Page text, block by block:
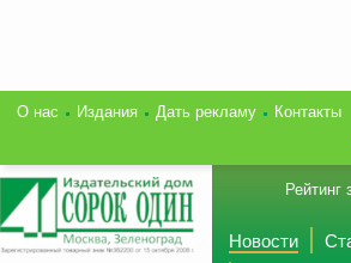
О нас Издания Дать рекламу
Контакты
Рейтинг
Новости